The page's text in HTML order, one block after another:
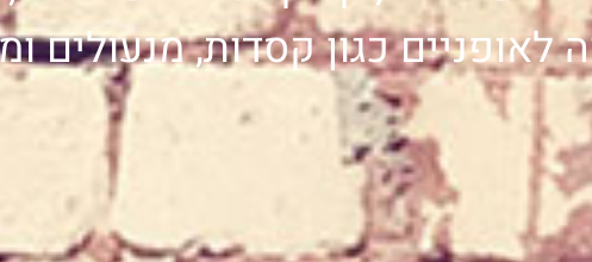
לאופניים כגון קסדות, מנעולים